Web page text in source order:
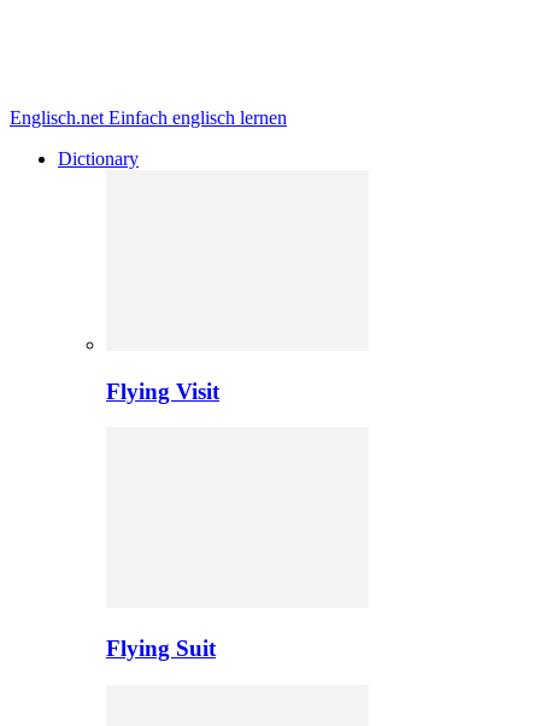
Englisch.net Einfach englisch lernen
Dictionary
Flying Visit
Flying Suit